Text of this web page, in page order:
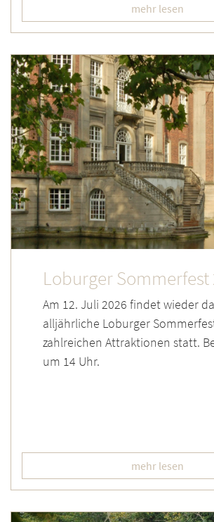
mehr lesen
Loburger Sommerfest
Am 12. Juli 2026 findet wieder
alljährliche Loburger
zahlreichen Attraktionen statt.
um 14 Uhr.
mehr lesen